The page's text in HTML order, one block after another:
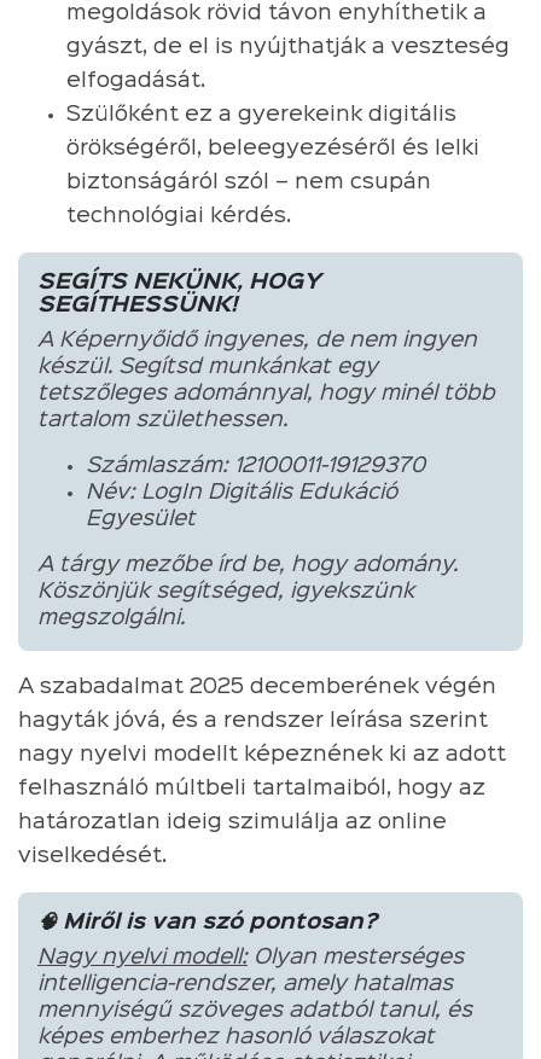
megoldások rövid távon enyhíthetik a
gyászt, de el is nyújthatják a veszteség
elfogadását.
Szülőként ez a gyerekeink digitális
örökségéről, beleegyezéséről és lelki
biztonságáról szól – nem csupán
technológiai kérdés.
SEGÍTS NEKÜNK, HOGY
SEGÍTHESSÜNK!
A Képernyőidő ingyenes, de nem ingyen
készül. Segítsd munkánkat egy
tetszőleges adománnyal, hogy minél több
tartalom születhessen.
Számlaszám: 12100011-19129370
Név: LogIn Digitális Edukáció
Egyesület
A tárgy mezőbe írd be, hogy adomány.
Köszönjük segítséged, igyekszünk
megszolgálni.
A szabadalmat 2025 decemberének végén
hagyták jóvá, és a rendszer leírása szerint
nagy nyelvi modellt képeznének ki az adott
felhasználó múltbeli tartalmaiból, hogy az
határozatlan ideig szimulálja az online
viselkedését.
🧠 Miről is van szó pontosan?
Nagy nyelvi modell:Olyan mesterséges
intelligencia-rendszer, amely hatalmas
mennyiségű szöveges adatból tanul, és
képes emberhez hasonló válaszokat